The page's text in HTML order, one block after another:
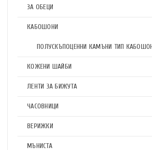
ЗА ОБЕЦИ
КАБОШОНИ
ПОЛУСКЪПОЦЕННИ КАМЪНИ ТИП
КОЖЕНИ ШАЙБИ
ЛЕНТИ ЗА БИЖУТА
ЧАСОВНИЦИ
ВЕРИЖКИ
МЪНИСТА